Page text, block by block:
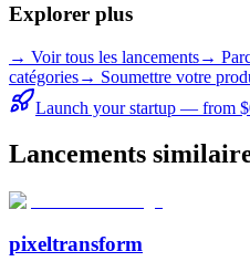
Explorer plus
→ Voir tous les lancements→
catégories→ Soumettre votre
Launch your startup — from
Lancements
pixeltransform